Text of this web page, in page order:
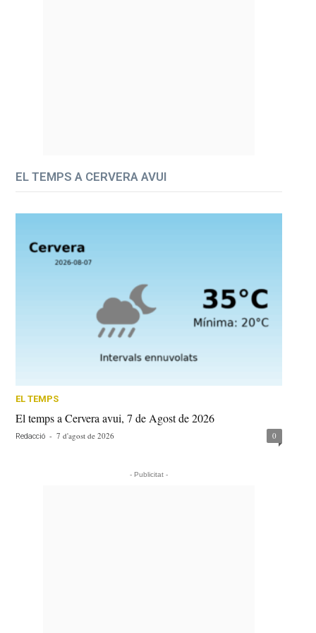
EL TEMPS A CERVERA AVUI
EL TEMPS
El temps a Cervera avui, 7 de Agost de 2026
Redacció - 7 d'agost de 2026 0
- Publicitat -